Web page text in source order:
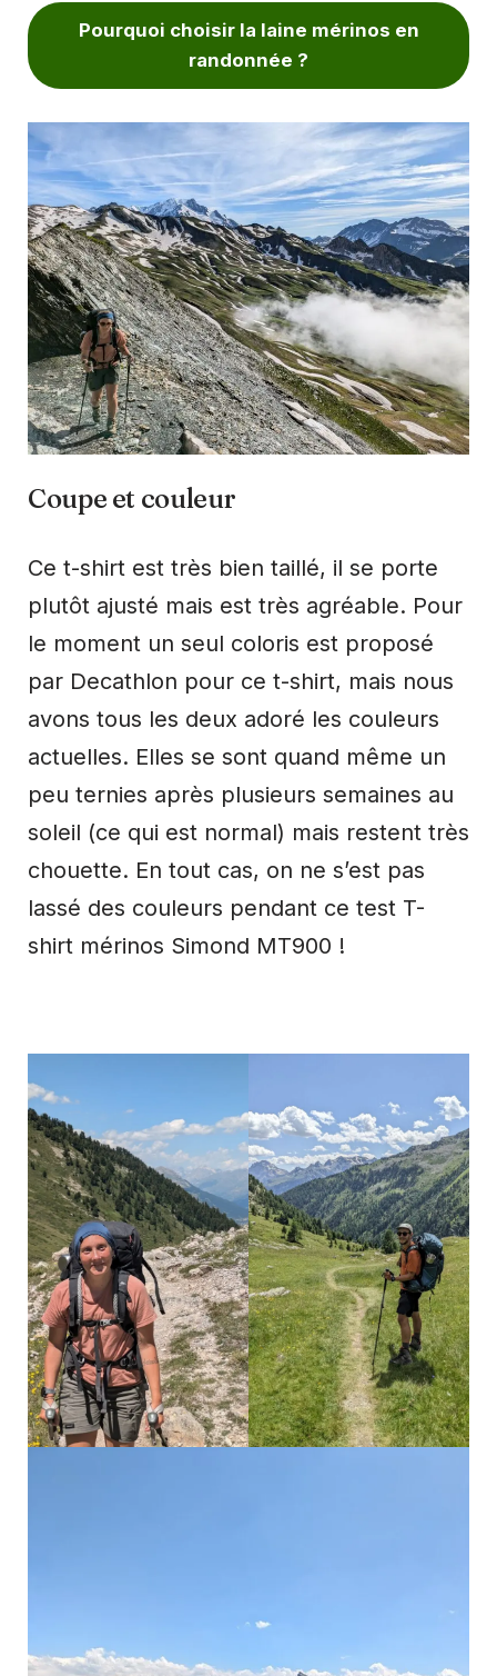
Pourquoi choisir la laine mérinos en
randonnée ?
Coupe et couleur
Ce t-shirt est très bien taillé, il se porte
plutôt ajusté mais est très agréable. Pour
le moment un seul coloris est proposé
par Decathlon pour ce t-shirt, mais nous
avons tous les deux adoré les couleurs
actuelles. Elles se sont quand même un
peu ternies après plusieurs semaines au
soleil (ce qui est normal) mais restent très
chouette. En tout cas, on ne s’est pas
lassé des couleurs pendant ce test T-
shirt mérinos Simond MT900 !